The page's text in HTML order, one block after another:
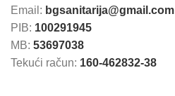
Email: bgsanitarija@gmail.com
PIB: 100291945
MB: 53697038
Tekući račun: 160-462832-38